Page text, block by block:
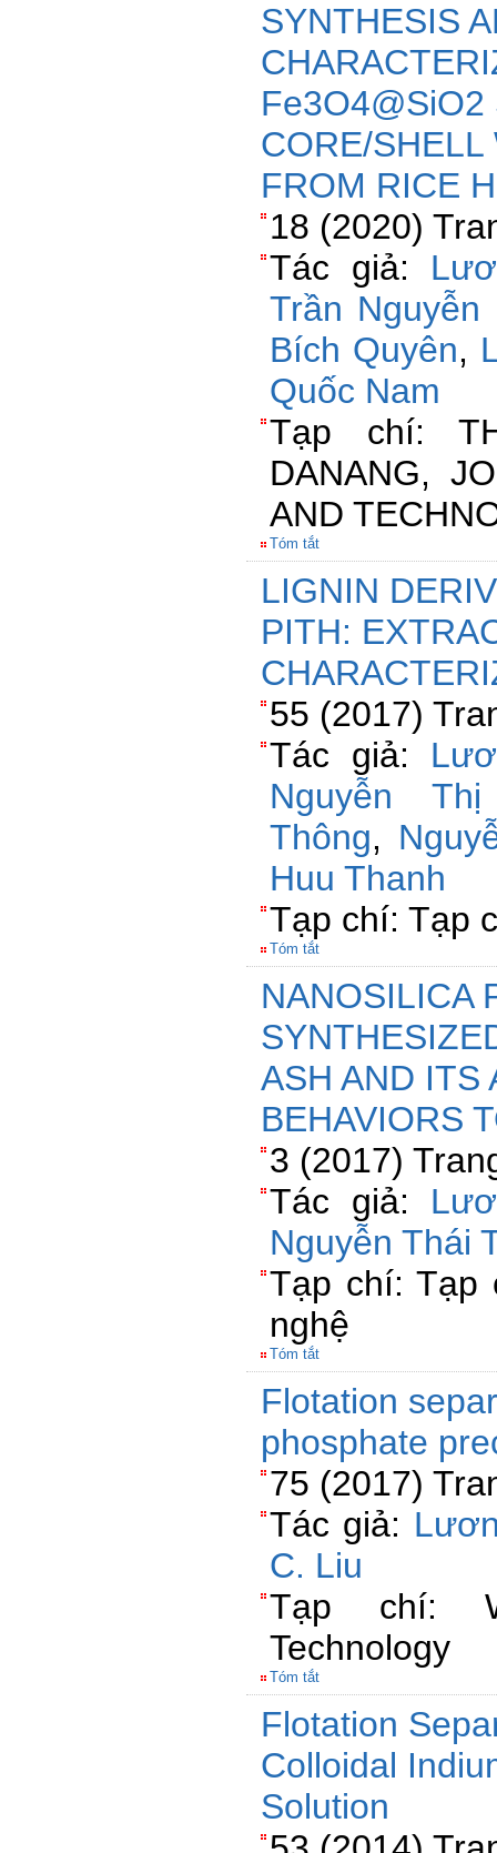
SYNTHESIS
Fe3O4@SiO2
CORE/
FROM RICE
18 (2020)
Tác giả:
Trần
Bích Quyên,
Quốc Nam
Tạp chí:
DANANG,
AND
Tóm tắt
LIGNIN
PITH:
55 (2017)
Tác giả:
Nguyễn
Thông,
Huu Thanh
Tạp chí: Tạp
Tóm tắt
NANOSILICA
ASH AND ITS
BEHAVIORS
3 (2017)
Tác giả:
Nguyễn Thái
Tạp chí: Tạp
nghệ
Tóm tắt
Flotation
phosphate
75 (2017)
Tác giả:
C. Liu
Tạp chí:
Technology
Tóm tắt
Flotation
Colloidal
Solution